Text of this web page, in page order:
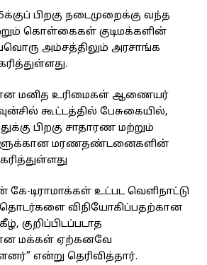
பிறகு நடைமுறைக்கு வந்த
கொள்கைகள் குடிமக்களின்
அம்சத்திலும் அரசாங்க
மனித உரிமைகள் ஆணையர்
கூட்டத்தில் பேசுகையில்,
பிறகு சாதாரண மற்றும்
மரணதண்டனைகளின்
டிராமாக்கள் உட்பட வெளிநாட்டு
விநியோகிப்பதற்கான
குறிப்பிடப்படாத
மக்கள் ஏற்கனவே
என்று தெரிவித்தார்.